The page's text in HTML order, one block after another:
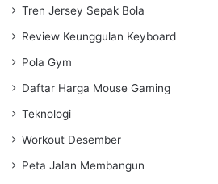
Tren Jersey Sepak Bola
Review Keunggulan Keyboard
Pola Gym
Daftar Harga Mouse Gaming
Teknologi
Workout Desember
Peta Jalan Membangun